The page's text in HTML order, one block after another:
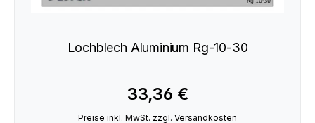
Lochblech Aluminium Rg-10-30
33,36 €
Preise inkl. MwSt. zzgl. Versandkosten